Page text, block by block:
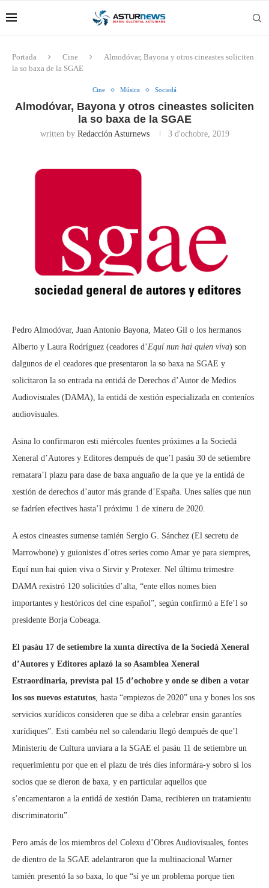
Portada Cine
Almodóvar, Bayona y otros cineastes soliciten
la so baxa de la SGAE
Cine Música Sociedá
Almodóvar, Bayona y otros cineastes soliciten
la so baxa de la SGAE
written by Redacción Asturnews 3 d'ochobre, 2019
Pedro Almodóvar, Juan Antonio Bayona, Mateo Gil o los hermanos
Alberto y Laura Rodríguez (ceadores d’Equí nun hai quien viva) son
dalgunos de el ceadores que presentaron la so baxa na SGAE y
solicitaron la so entrada na entidá de Derechos d’Autor de Medios
Audiovisuales (DAMA), la entidá de xestión especializada en conteníos
audiovisuales.
Asina lo confirmaron esti miércoles fuentes próximes a la Sociedá
Xeneral d’Autores y Editores dempués de que’l pasáu 30 de setiembre
rematara’l plazu para dase de baxa anguaño de la que ye la entidá de
xestión de derechos d’autor más grande d’España. Unes salíes que nun
se fadríen efectives hasta’l próximu 1 de xineru de 2020.
A estos cineastes sumense tamién Sergio G. Sánchez (El secretu de
Marrowbone) y guionistes d’otres series como Amar ye para siempres,
Equí nun hai quien viva o Sirvir y Protexer. Nel últimu trimestre
DAMA rexistró 120 solicitúes d’alta, “ente ellos nomes bien
importantes y hestóricos del cine español”, según confirmó a Efe’l so
presidente Borja Cobeaga.
El pasáu 17 de setiembre la xunta directiva de la Sociedá Xeneral
d’Autores y Editores aplazó la so Asamblea Xeneral
Estraordinaria, prevista pal 15 d’ochobre y onde se diben a votar
los sos nuevos estatutos, hasta “empiezos de 2020” una y bones los sos
servicios xurídicos consideren que se diba a celebrar ensin garantíes
xurídiques”. Esti cambéu nel so calendariu llegó dempués de que’l
Ministeriu de Cultura unviara a la SGAE el pasáu 11 de setiembre un
requerimientu por que en el plazu de trés díes informára-y sobro si los
socios que se dieron de baxa, y en particular aquellos que
s’encamentaron a la entidá de xestión Dama, recibieren un tratamientu
discriminatoriu”.
Pero amás de los miembros del Colexu d’Obres Audiovisuales, fontes
de dientro de la SGAE adelantraron que la multinacional Warner
tamién presentó la so baxa, lo que “sí ye un problema porque tien